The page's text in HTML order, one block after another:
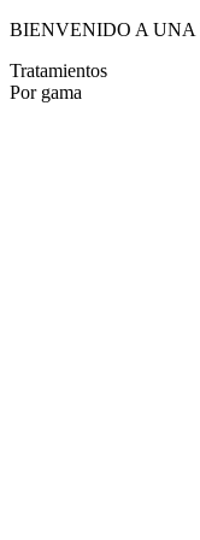
BIENVENIDO A UNA
Tratamientos
Por gama